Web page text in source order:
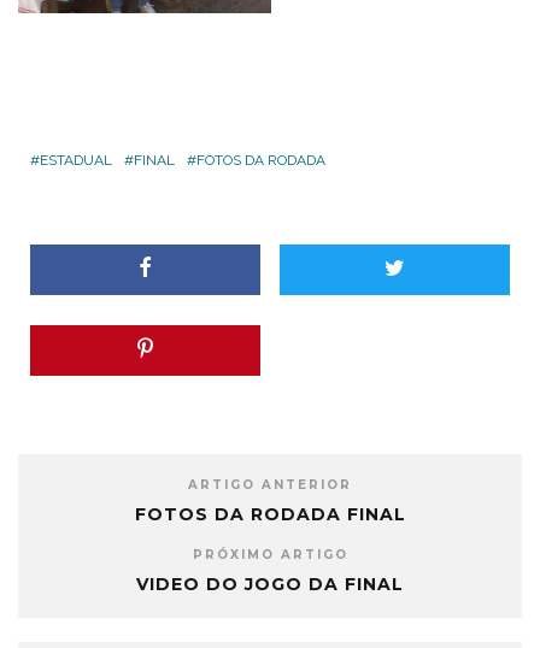
ESTADUAL FINAL FOTOS DA RODADA
ARTIGO ANTERIOR
FOTOS DA RODADA FINAL
PRÓXIMO ARTIGO
VIDEO DO JOGO DA FINAL